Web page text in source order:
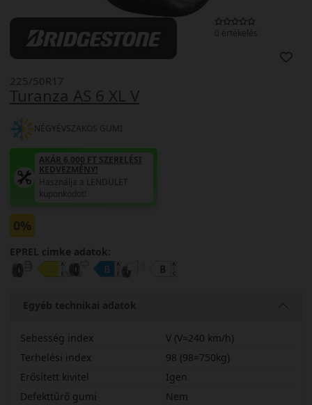
0 értékelés
Turanza AS 6 XL V
225/50R17
NÉGYÉVSZAKOS GUMI
AKÁR 6.000 FT SZERELÉSI
KEDVEZMÉNY!
Használja a LENDÜLET
kuponkódot!
0%
EPREL cimke adatok:
Egyéb technikai adatok
Sebesség index
V (V=240 km/h)
Terhelési index
98 (98=750kg)
Erősített kivitel
Igen
Defekttűrő gumi
Nem